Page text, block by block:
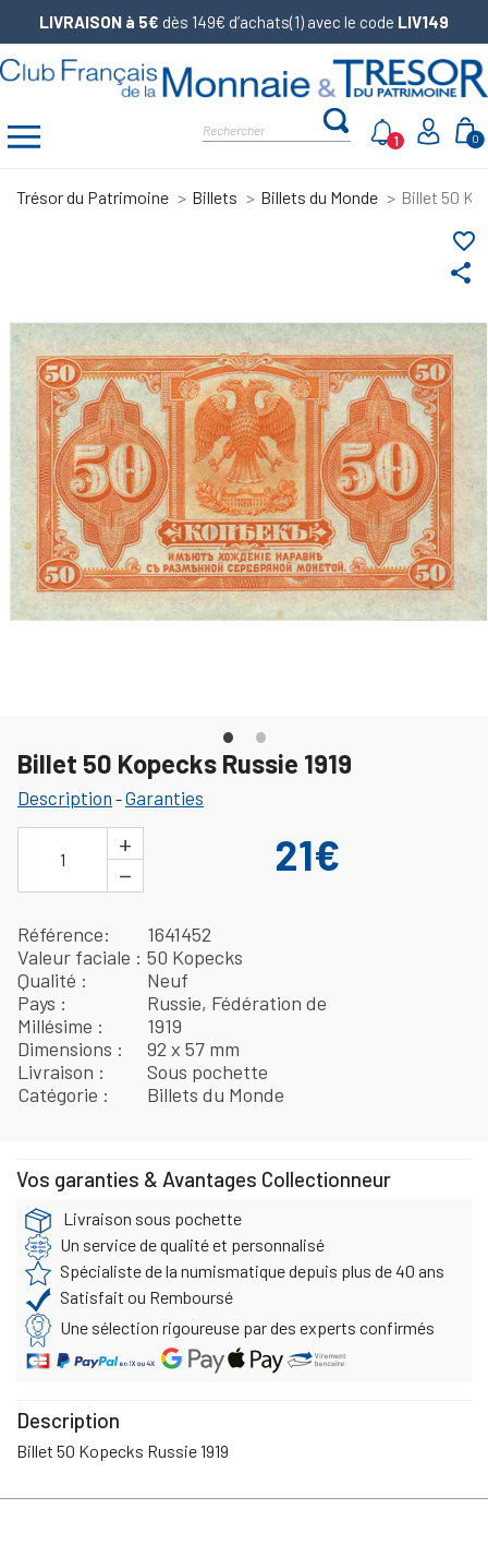
LIVRAISON à 5€ dès 149€ d’achats(1) avec le code LIV149
0
1
Trésor du Patrimoine Billets Billets du Monde Billet 50
share
favorite_border
Billet 50 Kopecks Russie 1919
Description -Garanties
1
+
−
21€
Référence
1641452
Valeur faciale
50 Kopecks
Qualité
Neuf
Pays
Russie, Fédération de
Millésime
1919
Dimensions
92 x 57 mm
Livraison
Sous pochette
Catégorie
Billets du Monde
Vos garanties & Avantages Collectionneur
Livraison sous pochette
Un service de qualité et personnalisé
Spécialiste de la numismatique depuis plus de 40 ans
Satisfait ou Remboursé
Une sélection rigoureuse par des experts confirmés
Description
Billet 50 Kopecks Russie 1919